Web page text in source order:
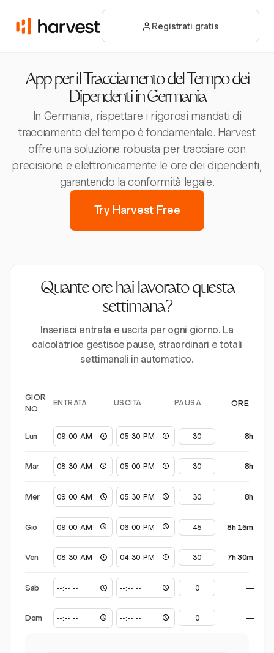
Registrati gratis
App per il Tracciamento del Tempo dei
Dipendenti in Germania
In Germania, rispettare i rigorosi mandati di
tracciamento del tempo è fondamentale. Harvest
offre una soluzione robusta per tracciare con
precisione e elettronicamente le ore dei dipendenti,
garantendo la conformità legale.
Try Harvest Free
Quante ore hai lavorato questa
settimana?
Inserisci entrata e uscita per ogni giorno. La
calcolatrice gestisce pause, straordinari e totali
settimanali in automatico.
GIOR
NO
ENTRATA USCITA PAUSA ORE
Lun 8h
Mar 8h
Mer 8h
Gio 8h 15m
Ven 7h 30m
Sab —
Dom —